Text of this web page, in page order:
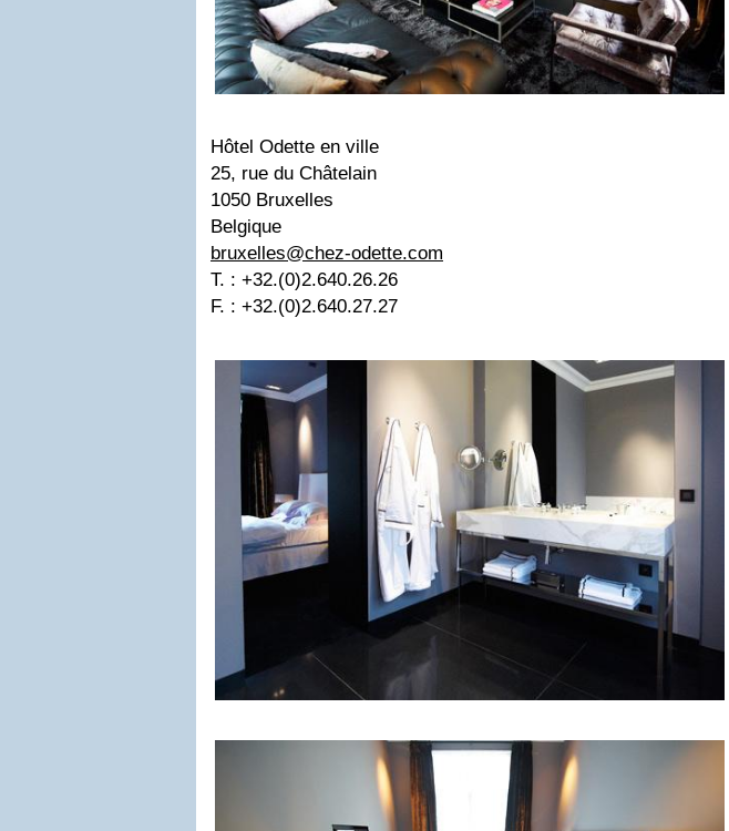
Hôtel Odette en ville
25, rue du Châtelain
1050 Bruxelles
Belgique
bruxelles@chez-odette.com
T. : +32.(0)2.640.26.26
F. : +32.(0)2.640.27.27